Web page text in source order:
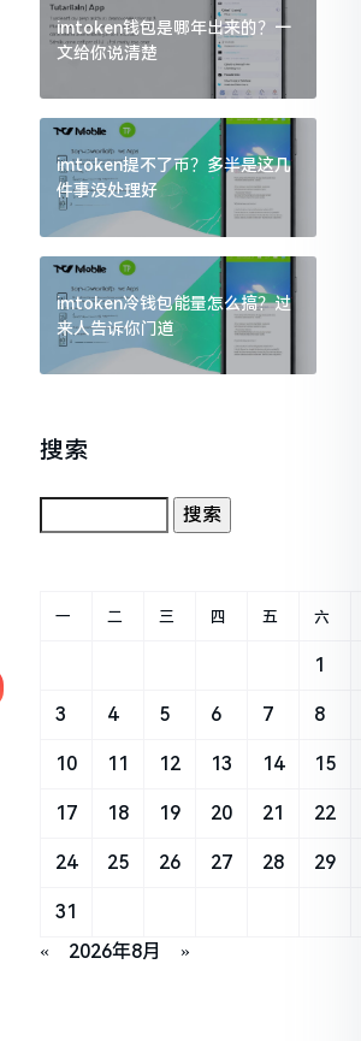
imtoken钱包是哪年出来的？一
文给你说清楚
imtoken提不了币？多半是这几
件事没处理好
imtoken冷钱包能量怎么搞？过
来人告诉你门道
搜索
« 2026年8月 »
一 二 三 四 五 六
1
3 4 5 6 7 8
10 11 12 13 14 15
17 18 19 20 21 22
24 25 26 27 28 29
31